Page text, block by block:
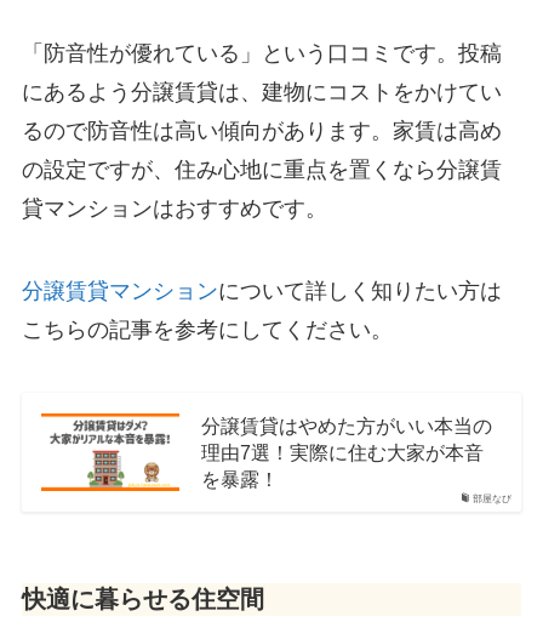
「防音性が優れている」という口コミです。投稿
にあるよう分譲賃貸は、建物にコストをかけてい
るので防音性は高い傾向があります。家賃は高め
の設定ですが、住み心地に重点を置くなら分譲賃
貸マンションはおすすめです。
分譲賃貸マンションについて詳しく知りたい方は
こちらの記事を参考にしてください。
部屋なび
分譲賃貸はやめた方がいい本当の
理由7選！実際に住む大家が本音
を暴露！
快適に暮らせる住空間